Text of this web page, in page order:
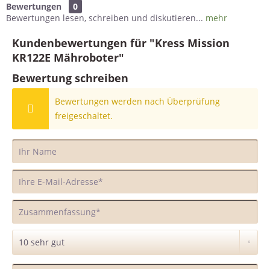
Bewertungen
0
Bewertungen lesen, schreiben und diskutieren... mehr
Kundenbewertungen für "Kress Mission
KR122E Mähroboter"
Bewertung schreiben
Bewertungen werden nach Überprüfung
freigeschaltet.